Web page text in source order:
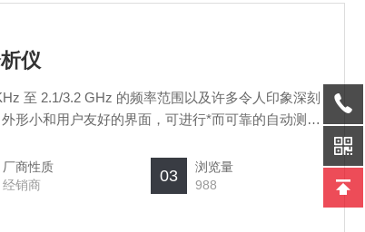
仪
至 2.1/3.2 GHz 的频率范围以及许多令人印象深刻
形小和用户友好的界面，可进行*而可靠的自动测
厂商性质
经销商
03
浏览量
988